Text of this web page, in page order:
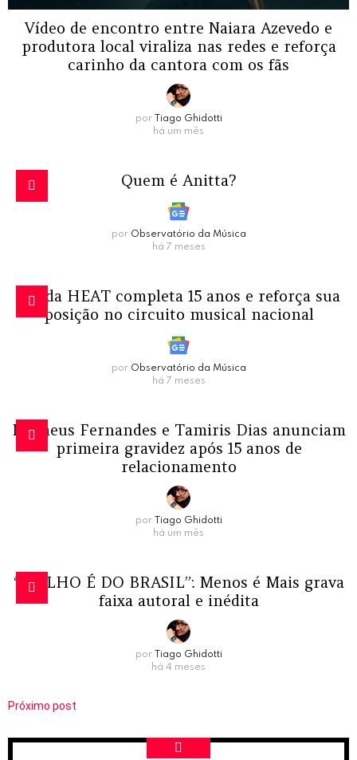
Vídeo de encontro entre Naiara Azevedo e
produtora local viraliza nas redes e reforça
carinho da cantora com os fãs
por
Tiago Ghidotti
há um mês
Quem é Anitta?
por Observatório da Música
há 7 meses
Banda HEAT completa 15 anos e reforça sua
posição no circuito musical nacional
por Observatório da Música
há 7 meses
Matheus Fernandes e Tamiris Dias anunciam
primeira gravidez após 15 anos de
relacionamento
por
Tiago Ghidotti
há um mês
“MOLHO É DO BRASIL”: Menos é Mais grava
faixa autoral e inédita
por
Tiago Ghidotti
há 4 meses
Próximo post